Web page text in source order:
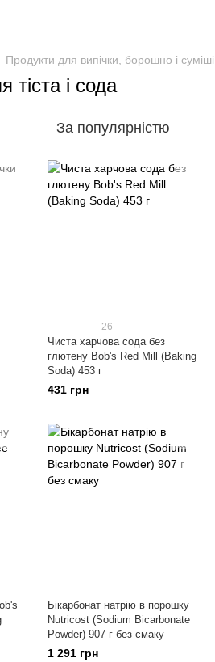
Продукти для випічки, борошно і суміші
тіста і сода
За популярністю
26
Чиста харчова сода без
глютену Bob's Red Mill (Baking
Soda) 453 г
431 грн
Бікарбонат натрію в порошку
Nutricost (Sodium Bicarbonate
Powder) 907 г без смаку
1 291 грн